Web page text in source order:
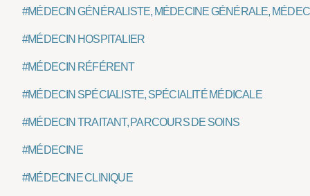
#MÉDECIN GÉNÉRALISTE, MÉDECINE GÉNÉRALE,
#MÉDECIN HOSPITALIER
#MÉDECIN RÉFÉRENT
#MÉDECIN SPÉCIALISTE, SPÉCIALITÉ MÉDICALE
#MÉDECIN TRAITANT, PARCOURS DE SOINS
#MÉDECINE
#MÉDECINE CLINIQUE